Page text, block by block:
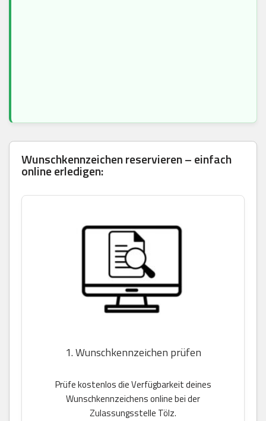
Wunschkennzeichen reservieren – einfach
online erledigen:
1. Wunschkennzeichen prüfen
Prüfe kostenlos die Verfügbarkeit deines
Wunschkennzeichens online bei der
Zulassungsstelle Tölz.